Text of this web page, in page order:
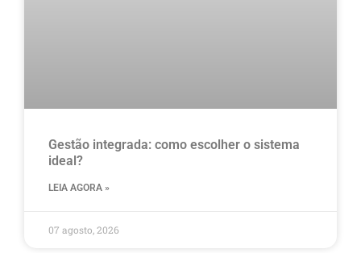
Gestão integrada: como escolher o sistema
ideal?
LEIA AGORA »
07 agosto, 2026